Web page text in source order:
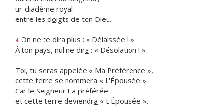
un diadème royal
entre les doigts de ton Dieu.
4 On ne te dira plus : « Délaissée ! »
À ton pays, nul ne dira : « Désolation ! »
Toi, tu seras appelée « Ma Préférence »,
cette terre se nommera « L'Épousée ».
Car le Seigneur t'a préférée,
et cette terre deviendra « L'Épousée ».